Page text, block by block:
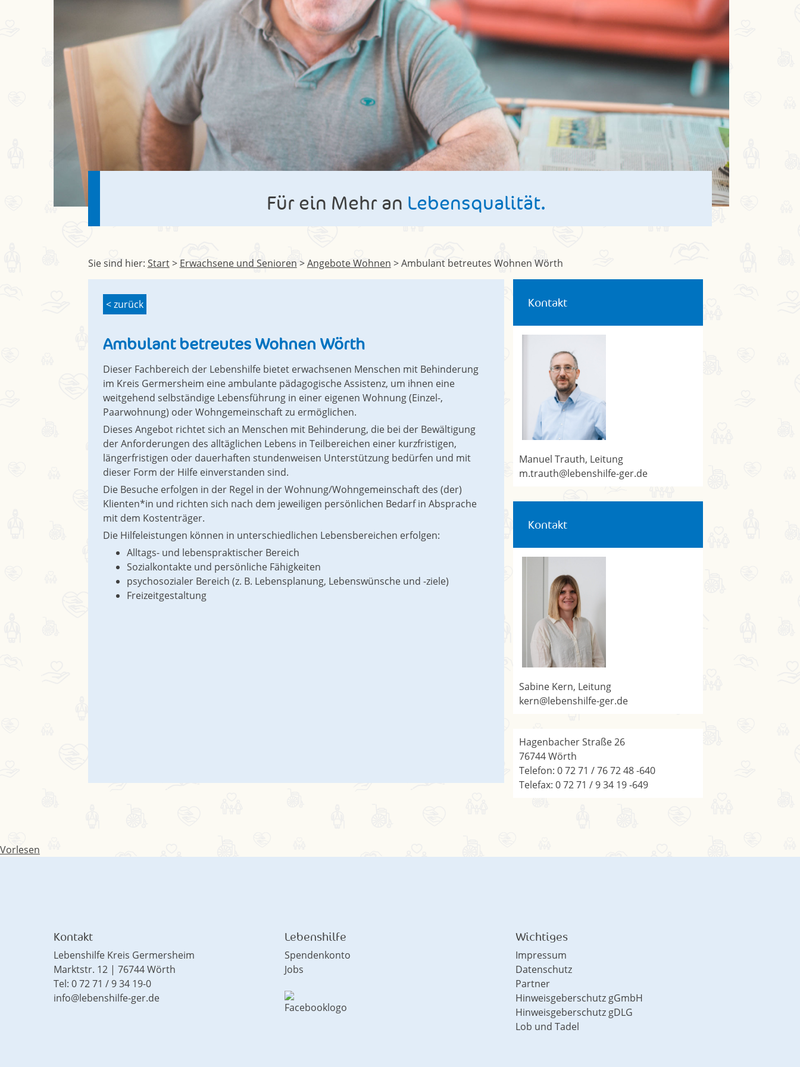
Für ein Mehr an Lebensqualität.
Sie sind hier: Start> Erwachsene und Senioren >Angebote Wohnen >Ambulant betreutes Wohnen Wörth
< zurück
Ambulant betreutes Wohnen Wörth
Dieser Fachbereich der Lebenshilfe bietet erwachsenen Menschen mit Behinderung
im Kreis Germersheim eine ambulante pädagogische Assistenz, um ihnen eine
weitgehend selbständige Lebensführung in einer eigenen Wohnung (Einzel-,
Paarwohnung) oder Wohngemeinschaft zu ermöglichen.
Dieses Angebot richtet sich an Menschen mit Behinderung, die bei der Bewältigung
der Anforderungen des alltäglichen Lebens in Teilbereichen einer kurzfristigen,
längerfristigen oder dauerhaften stundenweisen Unterstützung bedürfen und mit
dieser Form der Hilfe einverstanden sind.
Die Besuche erfolgen in der Regel in der Wohnung/Wohngemeinschaft des (der)
Klienten*in und richten sich nach dem jeweiligen persönlichen Bedarf in Absprache
mit dem Kostenträger.
Die Hilfeleistungen können in unterschiedlichen Lebensbereichen erfolgen:
Alltags- und lebenspraktischer Bereich
Sozialkontakte und persönliche Fähigkeiten
psychosozialer Bereich (z. B. Lebensplanung, Lebenswünsche und -ziele)
Freizeitgestaltung
Kontakt
Manuel Trauth, Leitung
m.trauth@lebenshilfe-ger.de
Kontakt
Sabine Kern, Leitung
kern@lebenshilfe-ger.de
Hagenbacher Straße 26
76744 Wörth
Telefon: 0 72 71 / 76 72 48 -640
Telefax: 0 72 71 / 9 34 19 -649
Vorlesen
Kontakt
Lebenshilfe Kreis Germersheim
Marktstr. 12 | 76744 Wörth
Tel: 0 72 71 / 9 34 19-0
info@lebenshilfe-ger.de
Lebenshilfe
Spendenkonto
Jobs
Wichtiges
Impressum
Datenschutz
Partner
Hinweisgeberschutz gGmbH
Hinweisgeberschutz gDLG
Lob und Tadel